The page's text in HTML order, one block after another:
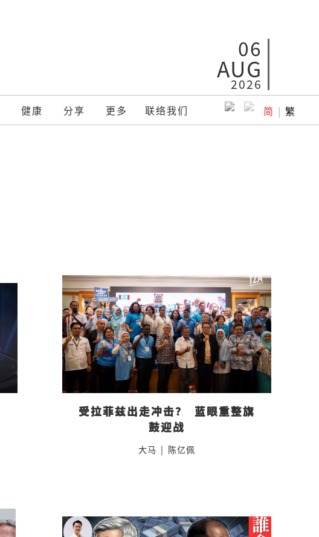
06
AUG
2026
健康 分享 更多 联络我们 简 | 繁
受拉菲兹出走冲击？  蓝眼重整旗
鼓迎战
大马 | 陈亿佩